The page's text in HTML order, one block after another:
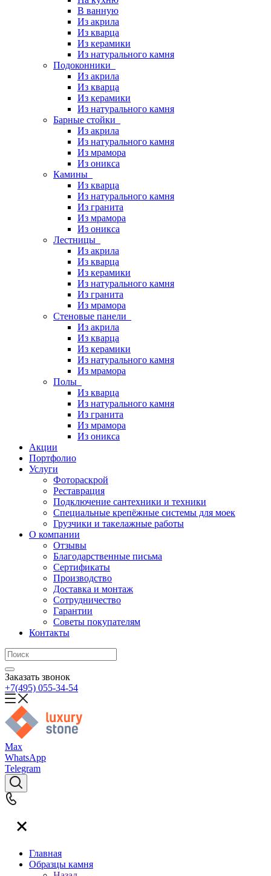
В ванную
Из акрила
Из кварца
Из керамики
Из натурального камня
Подоконники
Из акрила
Из кварца
Из керамики
Из натурального камня
Барные стойки
Из акрила
Из натурального камня
Из мрамора
Из оникса
Камины
Из кварца
Из натурального камня
Из гранита
Из мрамора
Из оникса
Лестницы
Из акрила
Из кварца
Из керамики
Из натурального камня
Из гранита
Из мрамора
Стеновые панели
Из акрила
Из кварца
Из керамики
Из натурального камня
Из мрамора
Полы
Из кварца
Из натурального камня
Из гранита
Из мрамора
Из оникса
Акции
Портфолио
Услуги
Фотораскрой
Реставрация
Подключение сантехники и техники
Специальные крепёжные системы для моек
Грузчики и такелажные работы
О компании
Отзывы
Благодарственные письма
Сертификаты
Производство
Доставка и монтаж
Сотрудничество
Гарантии
Советы покупателям
Контакты
Заказать звонок
+7(495) 055-34-54
Max
WhatsApp
Telegram
Главная
Образцы камня